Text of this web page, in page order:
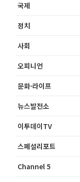
국제
정치
사회
오피니언
문화·라이프
뉴스발전소
이투데이TV
스페셜리포트
Channel 5